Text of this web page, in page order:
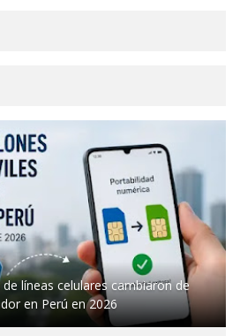
líneas celulares cambiaron de
en Perú en 2026